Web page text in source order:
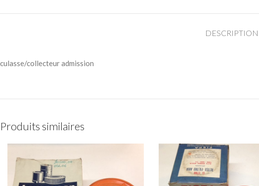
DESCRIPTION
culasse/collecteur admission
Produits similaires